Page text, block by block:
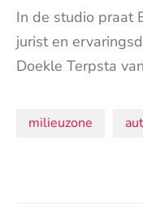
In de studio praat
jurist en
Doekle Terpsta
milieuzone